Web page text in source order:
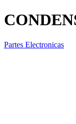
Partes Electronicas